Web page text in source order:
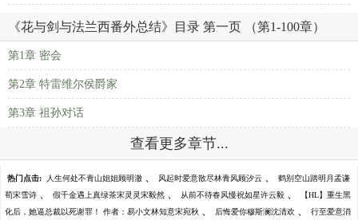
《花与剑与法兰西番外总结》目录 第一页 （第1-100章）
第1章 密会
第2章 特雷维尔侯爵家
第3章 祖孙对话
查看更多章节...
热门点击: 人生何处不青山姐姐顾明澈 、 风起时爱意散尽林青风顾汐云 、 鹤别空山踏明月孟谦
荀宋雪诗 、 假千金遇上真绿茶宋灵灵宋毅然 、 从前不待春风慢祝如星许云毅 、 【HL】重生黑
化后，她逼总裁以死谢罪！ 作者：易小文林知意宋宛秋 、 后悔爱你穆斯澜沈清欢 、 行至爱意消